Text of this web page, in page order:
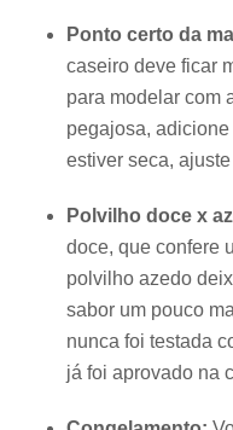
Ponto certo da
caseiro deve ficar
para modelar com
pegajosa,
estiver seca,
Polvilho doce x
doce, que confere
polvilho azedo
sabor um pouco
nunca foi testada
já foi aprovado na